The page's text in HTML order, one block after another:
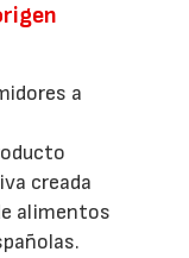
a
creada
alimentos